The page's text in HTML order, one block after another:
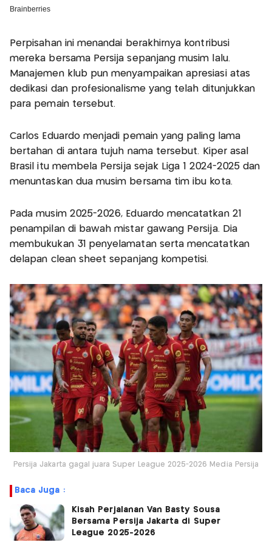
Perpisahan ini menandai berakhirnya kontribusi
mereka bersama Persija sepanjang musim lalu.
Manajemen klub pun menyampaikan apresiasi atas
dedikasi dan profesionalisme yang telah ditunjukkan
para pemain tersebut.
Carlos Eduardo menjadi pemain yang paling lama
bertahan di antara tujuh nama tersebut. Kiper asal
Brasil itu membela Persija sejak Liga 1 2024-2025 dan
menuntaskan dua musim bersama tim ibu kota.
Pada musim 2025-2026, Eduardo mencatatkan 21
penampilan di bawah mistar gawang Persija. Dia
membukukan 31 penyelamatan serta mencatatkan
delapan clean sheet sepanjang kompetisi.
Persija Jakarta gagal juara Super League 2025-2026 Media Persija
Baca Juga :
Kisah Perjalanan Van Basty Sousa
Bersama Persija Jakarta di Super
League 2025-2026